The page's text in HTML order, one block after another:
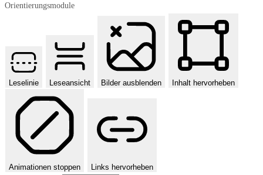
Orientierungsmodule
Leselinie Leseansicht Bilder ausblenden Inhalt hervorheben
Animationen stoppen Links hervorheben